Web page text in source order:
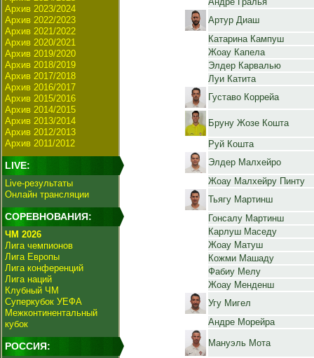
Архив 2023/2024
Архив 2022/2023
Архив 2021/2022
Архив 2020/2021
Архив 2019/2020
Архив 2018/2019
Архив 2017/2018
Архив 2016/2017
Архив 2015/2016
Архив 2014/2015
Архив 2013/2014
Архив 2012/2013
Архив 2011/2012
LIVE:
Live-результаты
Онлайн трансляции
СОРЕВНОВАНИЯ:
ЧМ 2026
Лига чемпионов
Лига Европы
Лига конференций
Лига наций
Клубный ЧМ
Суперкубок УЕФА
Межконтинентальный
кубок
РОССИЯ:
Артур Диаш
Катарина Кампуш
Жоау Капела
Элдер Карвалью
Луи Катита
Густаво Коррейа
Бруну Жозе Кошта
Руй Кошта
Элдер Малхейро
Жоау Малхейру Пинту
Тьягу Мартинш
Гонсалу Мартинш
Карлуш Маседу
Жоау Матуш
Кожми Машаду
Фабиу Мелу
Жоау Менденш
Угу Мигел
Андре Морейра
Мануэль Мота